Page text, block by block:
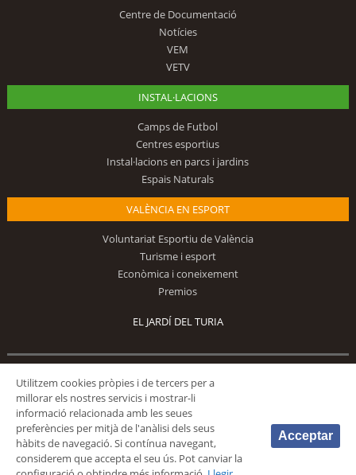
Centre de Documentació
Notícies
VEM
VETV
INSTAL·LACIONS
Camps de Futbol
Centres esportius
Instal·lacions en parcs i jardins
Espais Naturals
VALÈNCIA EN ESPORT
Voluntariat Esportiu de València
Turisme i esport
Econòmica i coneixement
Premios
EL JARDÍ DEL TURIA
Utilitzem cookies pròpies i de tercers per a
millorar els nostres servicis i mostrar-li
informació relacionada amb les seues
preferències per mitjà de l'anàlisi dels seus
hàbits de navegació. Si contínua navegant,
considerem que accepta el seu ús. Pot canviar la
Acceptar